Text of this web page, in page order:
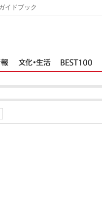
イドブック